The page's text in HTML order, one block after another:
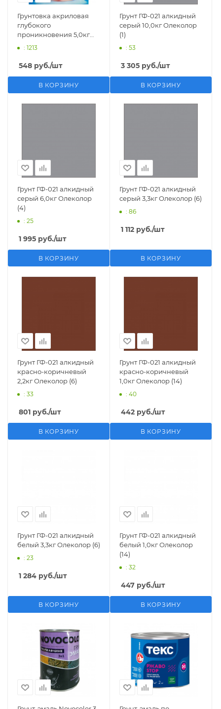
Грунтовка акриловая
глубокого
проникновения 5,0кг
Олеколор (4) АКЦИЯ
: 1213
548 руб./шт
В КОРЗИНУ
Грунт ГФ-021 алкидный
серый 10,0кг Олеколор
(1)
: 53
3 305 руб./шт
В КОРЗИНУ
Грунт ГФ-021 алкидный
серый 6,0кг Олеколор
(4)
: 25
1 995 руб./шт
В КОРЗИНУ
Грунт ГФ-021 алкидный
серый 3,3кг Олеколор (6)
: 86
1 112 руб./шт
В КОРЗИНУ
Грунт ГФ-021 алкидный
красно-коричневый
2,2кг Олеколор (6)
: 33
801 руб./шт
В КОРЗИНУ
Грунт ГФ-021 алкидный
красно-коричневый
1,0кг Олеколор (14)
: 40
442 руб./шт
В КОРЗИНУ
Грунт ГФ-021 алкидный
белый 3,3кг Олеколор (6)
: 23
1 284 руб./шт
В КОРЗИНУ
Грунт ГФ-021 алкидный
белый 1,0кг Олеколор
(14)
: 32
447 руб./шт
В КОРЗИНУ